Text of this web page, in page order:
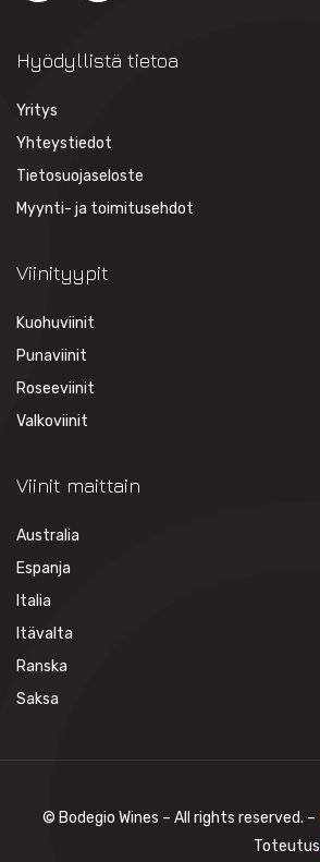
Hyödyllistä tietoa
Yritys
Yhteystiedot
Tietosuojaseloste
Myynti- ja toimitusehdot
Viinityypit
Kuohuviinit
Punaviinit
Roseeviinit
Valkoviinit
Viinit maittain
Australia
Espanja
Italia
Itävalta
Ranska
Saksa
© Bodegio Wines – All rights reserved. –